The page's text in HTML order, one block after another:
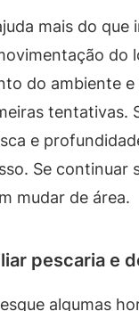
mais do que
do
do ambiente e
tentativas.
e
Se continuar
mudar de área.
pescaria e
algumas